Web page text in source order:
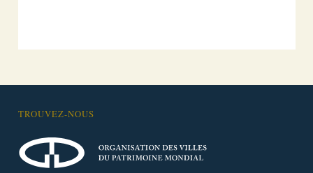
TROUVEZ-NOUS